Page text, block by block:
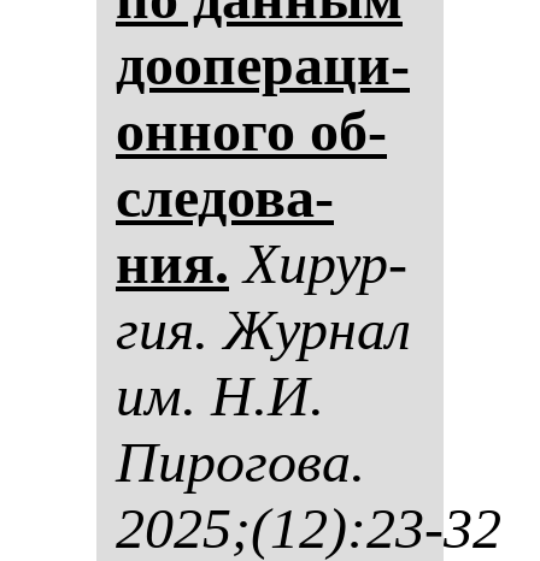
до­опе­ра­ци­
он­но­го об­
сле­до­ва­
ния. Хи­рур­
гия. Жур­нал
им. Н.И.
Пи­ро­го­ва.
2025;(12):23-32